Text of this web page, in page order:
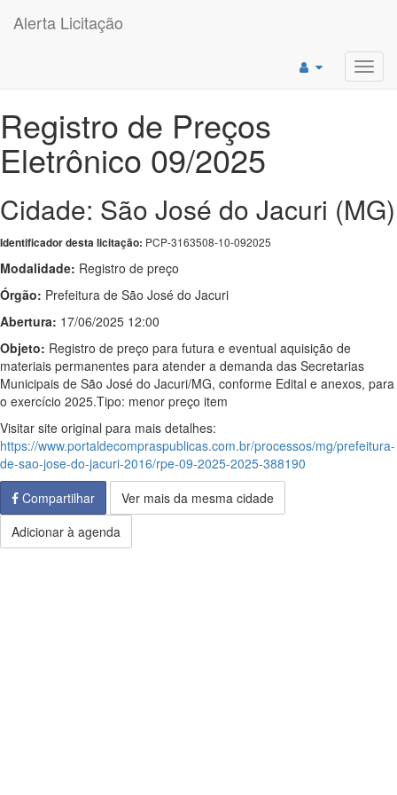
Alerta Licitação
Registro de Preços
Eletrônico 09/2025
Cidade: São José do Jacuri (MG)
Identificador desta licitação: PCP-3163508-10-092025
Modalidade: Registro de preço
Órgão: Prefeitura de São José do Jacuri
Abertura: 17/06/2025 12:00
Objeto: Registro de preço para futura e eventual aquisição de
materiais permanentes para atender a demanda das Secretarias
Municipais de São José do Jacuri/MG, conforme Edital e anexos, para
o exercício 2025.Tipo: menor preço item
Visitar site original para mais detalhes:
https://www.portaldecompraspublicas.com.br/processos/mg/prefeitura-
de-sao-jose-do-jacuri-2016/rpe-09-2025-2025-388190
Compartilhar
Ver mais da mesma cidade
Adicionar à agenda